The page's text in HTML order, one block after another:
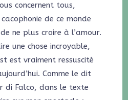
concernent tous,
de ce monde
ne plus croire à l’amour.
une chose incroyable,
est vraiment ressuscité
Comme le dit
di Falco, dans le texte